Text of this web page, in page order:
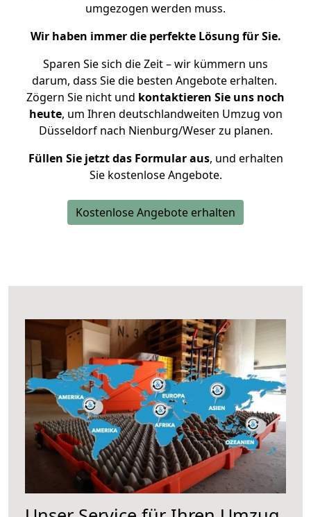
umgezogen werden muss.
Wir haben immer die perfekte Lösung für Sie.
Sparen Sie sich die Zeit – wir kümmern uns
darum, dass Sie die besten Angebote erhalten.
Zögern Sie nicht und kontaktieren Sie uns noch
heute, um Ihren deutschlandweiten Umzug von
Düsseldorf nach Nienburg/Weser zu planen.
Füllen Sie jetzt das Formular aus, und erhalten
Sie kostenlose Angebote.
Kostenlose Angebote erhalten